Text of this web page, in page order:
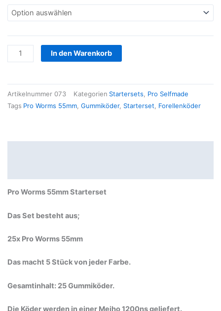
Worms
55mm
In den Warenkorb
Artikelnummer 073 Kategorien Startersets
Pro Selfmade
Tags Pro Worms 55mm Gummiköder, Starterset Forellenköder
Pro Worms 55mm Starterset
Das Set besteht aus;
25x Pro Worms 55mm
Das macht 5 Stück von jeder Farbe.
Gesamtinhalt: 25 Gummiköder.
Die Köder werden in einer Meiho 1200ns geliefert.